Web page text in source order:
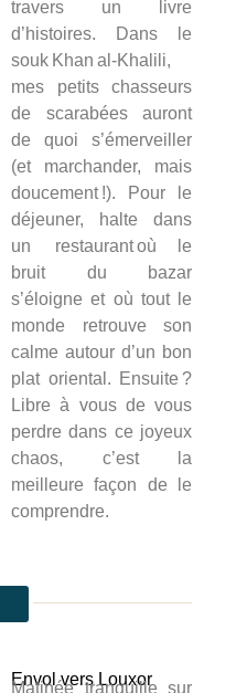
travers un livre
d’histoires. Dans le
souk Khan al‑Khalili,
mes petits chasseurs
de scarabées auront
de quoi s’émerveiller
(et marchander, mais
doucement !). Pour le
déjeuner, halte dans
un restaurant où le
bruit du bazar
s’éloigne et où tout le
monde retrouve son
calme autour d’un bon
plat oriental. Ensuite ?
Libre à vous de vous
perdre dans ce joyeux
chaos, c’est la
meilleure façon de le
comprendre.
Envol vers Louxor
Matinée tranquille sur